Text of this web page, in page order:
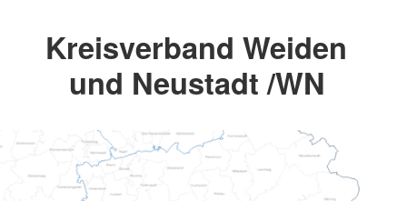
Kreisverband Weiden
und Neustadt /WN